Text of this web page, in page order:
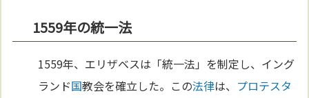
1559年の統一法
1559年、エリザベスは「統一法」を制定し、イング
ランド国教会を確立した。この法律は、 プロテスタ